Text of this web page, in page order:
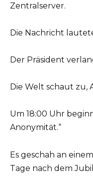
Zentralserver.
Die Nachricht
Der Präsident
Die Welt schaut zu,
Um 18:00 Uhr
Anonymität.“
Es geschah an
Tage nach dem